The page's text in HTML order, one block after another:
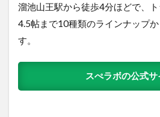
溜池山王駅から徒歩4分ほどで、
4.5帖まで10種類のラインナップ
す。
スぺラボの公式サ